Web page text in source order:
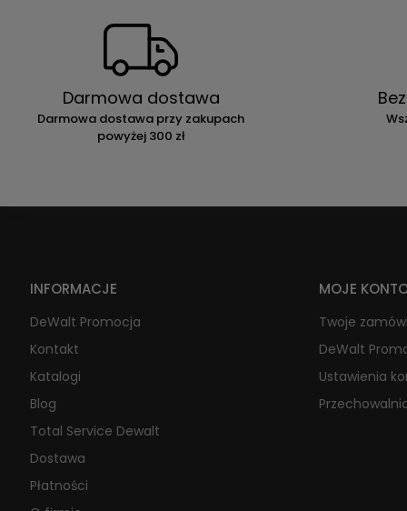
Darmowa dostawa
Darmowa dostawa przy zakupach
powyżej 300 zł
INFORMACJE
DeWalt Promocja
Kontakt
Katalogi
Blog
Total Service Dewalt
Dostawa
Płatności
MOJE
Twoje
DeWalt
Ustawienia